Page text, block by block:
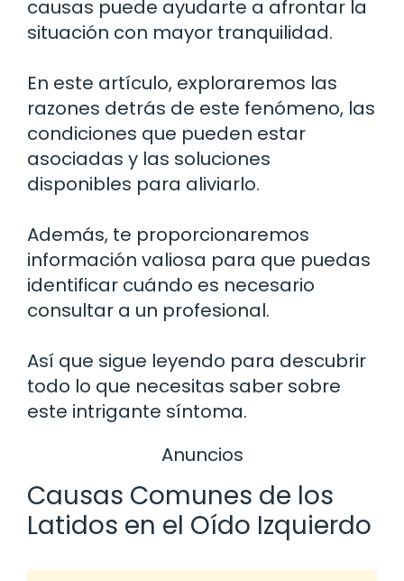
causas puede ayudarte a afrontar la
situación con mayor tranquilidad.
En este artículo, exploraremos las
razones detrás de este fenómeno, las
condiciones que pueden estar
asociadas y las soluciones
disponibles para aliviarlo.
Además, te proporcionaremos
información valiosa para que puedas
identificar cuándo es necesario
consultar a un profesional.
Así que sigue leyendo para descubrir
todo lo que necesitas saber sobre
este intrigante síntoma.
Anuncios
Causas Comunes de los
Latidos en el Oído Izquierdo